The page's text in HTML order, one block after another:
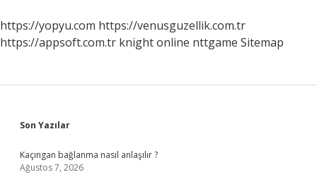
https://yopyu.com https://venusguzellik.com.tr
https://appsoft.com.tr knight online nttgame Sitemap
Sidebar
Son Yazılar
Kaçıngan bağlanma nasıl anlaşılır ?
Ağustos 7, 2026